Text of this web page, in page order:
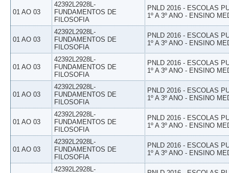
01 AO 03
42392L2928L-
FUNDAMENTOS DE
FILOSOFIA
PNLD 2016 - ESCOLAS
1º A 3º ANO - ENSINO
01 AO 03
42392L2928L-
FUNDAMENTOS DE
FILOSOFIA
PNLD 2016 - ESCOLAS
1º A 3º ANO - ENSINO
01 AO 03
42392L2928L-
FUNDAMENTOS DE
FILOSOFIA
PNLD 2016 - ESCOLAS
1º A 3º ANO - ENSINO
01 AO 03
42392L2928L-
FUNDAMENTOS DE
FILOSOFIA
PNLD 2016 - ESCOLAS
1º A 3º ANO - ENSINO
01 AO 03
42392L2928L-
FUNDAMENTOS DE
FILOSOFIA
PNLD 2016 - ESCOLAS
1º A 3º ANO - ENSINO
01 AO 03
42392L2928L-
FUNDAMENTOS DE
FILOSOFIA
PNLD 2016 - ESCOLAS
1º A 3º ANO - ENSINO
42392L2928L-